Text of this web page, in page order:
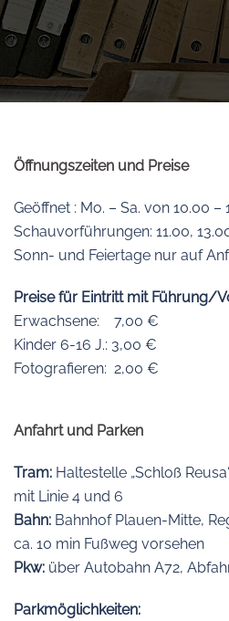
Öffnungszeiten und Preise
Geöffnet : Mo. – Sa. von 10.00 –
Schauvorführungen: 11.00,
Sonn- und Feiertage nur auf
Preise für Eintritt mit Führung/
Erwachsene: 7,00 €
Kinder 6-16 J.: 3,00 €
Fotografieren: 2,00 €
Anfahrt und Parken
Tram: Haltestelle „Schloß
mit Linie 4 und 6
Bahn: Bahnhof Plauen-Mitte,
ca. 10 min Fußweg vorsehen
Pkw: über Autobahn A72,
Parkmöglichkeiten: